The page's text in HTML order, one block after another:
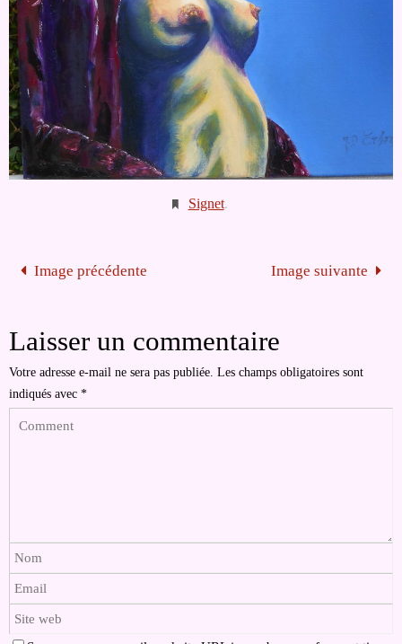
Signet.
Image précédente Image suivante
Laisser un commentaire
Votre adresse e-mail ne sera pas publiée. Les champs obligatoires sont
indiqués avec *